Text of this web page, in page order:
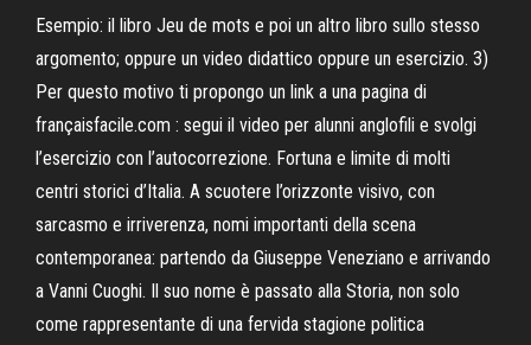
Esempio: il libro Jeu de mots e poi un altro libro sullo stesso
argomento; oppure un video didattico oppure un esercizio. 3)
Per questo motivo ti propongo un link a una pagina di
françaisfacile.com : segui il video per alunni anglofili e svolgi
l’esercizio con l’autocorrezione. Fortuna e limite di molti
centri storici d’Italia. A scuotere l’orizzonte visivo, con
sarcasmo e irriverenza, nomi importanti della scena
contemporanea: partendo da Giuseppe Veneziano e arrivando
a Vanni Cuoghi. Il suo nome è passato alla Storia, non solo
come rappresentante di una fervida stagione politica